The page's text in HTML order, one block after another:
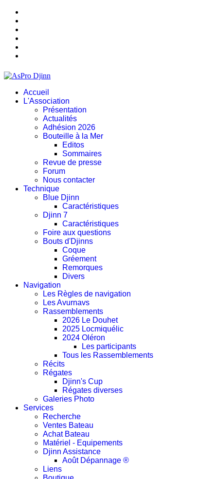
Accueil
L'Association
Présentation
Actualités
Adhésion 2026
Bouteille à la Mer
Editos
Sommaires
Revue de presse
Forum
Nous contacter
Technique
Blue Djinn
Caractéristiques
Djinn 7
Caractéristiques
Foire aux questions
Bouts d'Djinns
Coque
Gréement
Remorques
Divers
Navigation
Les Règles de navigation
Les Avurnavs
Rassemblements
2026 Le Douhet
2025 Locmiquélic
2024 Oléron
Les participants
Tous les Rassemblements
Récits
Régates
Djinn's Cup
Régates diverses
Galeries Photo
Services
Recherche
Ventes Bateau
Achat Bateau
Matériel - Equipements
Djinn Assistance
Août Dépannage ®
Liens